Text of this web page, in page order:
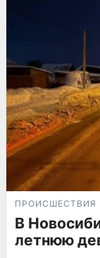
ПРОИСШЕСТВИЯ
В
летнюю